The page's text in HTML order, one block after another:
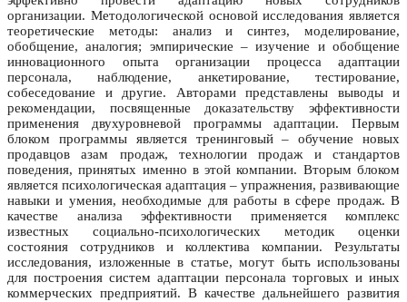
организации. Методологической основой исследования является
теоретические методы: анализ и синтез, моделирование,
обобщение, аналогия; эмпирические – изучение и обобщение
инновационного опыта организации процесса адаптации
персонала, наблюдение, анкетирование, тестирование,
собеседование и другие. Авторами представлены выводы и
рекомендации, посвященные доказательству эффективности
применения двухуровневой программы адаптации. Первым
блоком программы является тренинговый – обучение новых
продавцов азам продаж, технологии продаж и стандартов
поведения, принятых именно в этой компании. Вторым блоком
является психологическая адаптация – упражнения, развивающие
навыки и умения, необходимые для работы в сфере продаж. В
качестве анализа эффективности применяется комплекс
известных социально-психологических методик оценки
состояния сотрудников и коллектива компании. Результаты
исследования, изложенные в статье, могут быть использованы
для построения систем адаптации персонала торговых и иных
коммерческих предприятий. В качестве дальнейшего развития